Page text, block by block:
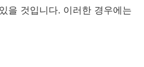
을 것입니다. 이러한 경우에는